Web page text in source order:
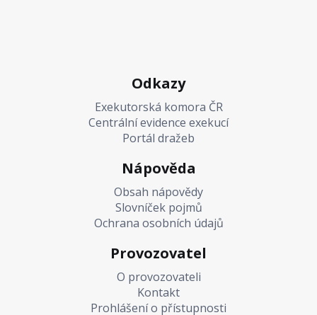
Odkazy
Exekutorská komora ČR
Centrální evidence exekucí
Portál dražeb
Nápověda
Obsah nápovědy
Slovníček pojmů
Ochrana osobních údajů
Provozovatel
O provozovateli
Kontakt
Prohlášení o přístupnosti